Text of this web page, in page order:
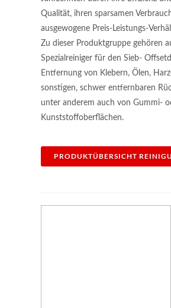
Qualität, ihren sparsamen
ausgewogene Preis-Leistungs-
Zu dieser Produktgruppe gehören
Spezialreiniger für den Sieb-
Entfernung von Klebern, Ölen,
sonstigen, schwer entfernbaren
unter anderem auch von Gummi-
Kunststoffoberflächen.
PRODUKTÜBERSICHT